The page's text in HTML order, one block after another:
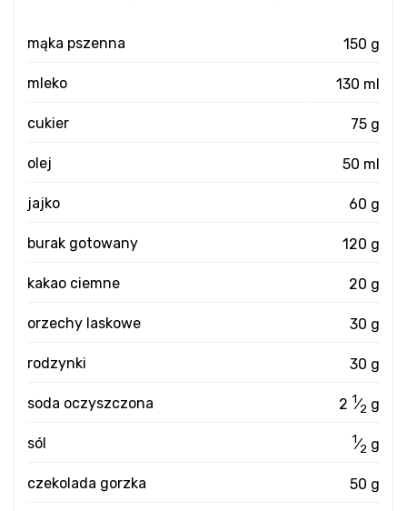
mąka pszenna 150 g
mleko 130 ml
cukier 75 g
olej 50 ml
jajko 60 g
burak gotowany 120 g
kakao ciemne 20 g
orzechy laskowe 30 g
rodzynki 30 g
soda oczyszczona 2 1⁄2 g
sól 1⁄2 g
czekolada gorzka 50 g